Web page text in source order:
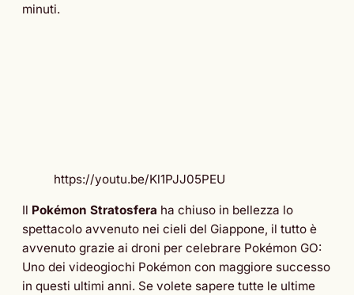
minuti.
https://youtu.be/Kl1PJJ05PEU
Il Pokémon Stratosfera ha chiuso in bellezza lo
spettacolo avvenuto nei cieli del Giappone, il tutto è
avvenuto grazie ai droni per celebrare Pokémon GO:
Uno dei videogiochi Pokémon con maggiore successo
in questi ultimi anni. Se volete sapere tutte le ultime